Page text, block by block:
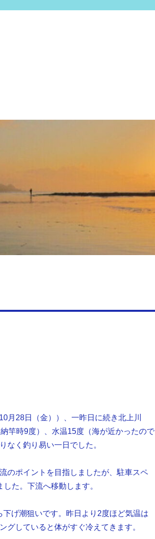
月28日（金））、一昨日に続き北上川
竿時9度）、水温15度（海が近かったので
なく釣り易い一日でした。
のポイントを目指しましたが、駐車スペ
た。下流へ移動します。
げ潮狙いです。昨日より2度ほど気温は
グしていると体がすぐ冷えてきます。